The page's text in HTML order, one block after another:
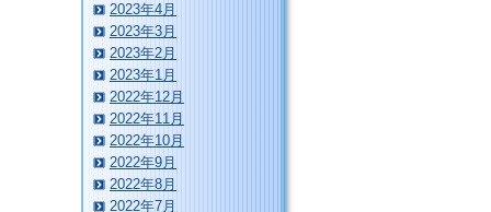
2023年4月
2023年3月
2023年2月
2023年1月
2022年12月
2022年11月
2022年10月
2022年9月
2022年8月
2022年7月